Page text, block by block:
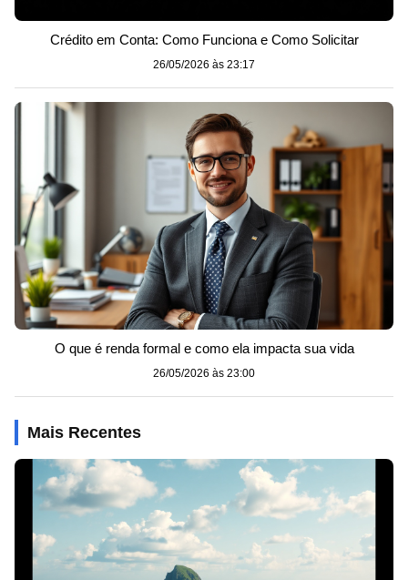
Crédito em Conta: Como Funciona e Como Solicitar
26/05/2026 às 23:17
O que é renda formal e como ela impacta sua vida
26/05/2026 às 23:00
Mais Recentes